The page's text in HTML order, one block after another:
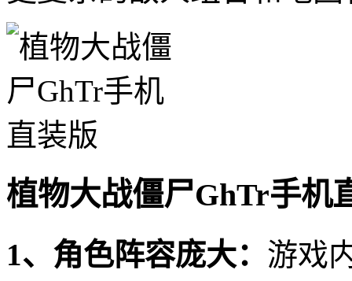
植物大战僵尸GhTr手机
1、角色阵容庞大： 游戏